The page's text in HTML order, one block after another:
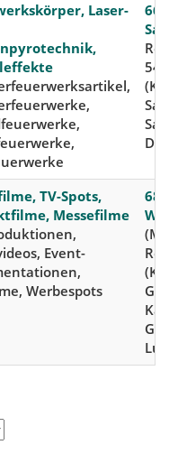
Laser-
TV-Spots,
Messefilme
Event-
Werbespots